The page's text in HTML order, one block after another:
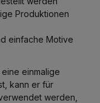
Produktionen
einfache Motive
einmalige
kann er für
werden,